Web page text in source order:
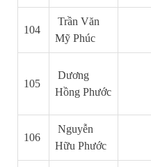
104
Trần Văn
Mỹ Phúc
105
Dương
Hồng Phước
106
Nguyễn
Hữu Phước